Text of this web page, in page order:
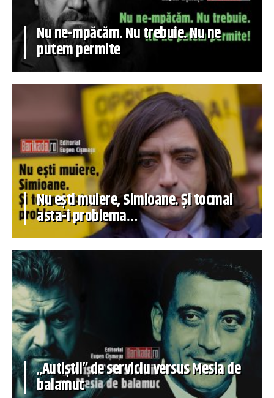
Nu ne-mpăcăm. Nu trebuie. Nu ne
putem permite
Nu ești muiere, Simioane. Și tocmai
asta-i problema…
„Autiștii” de serviciu versus Mesia de
balamuc